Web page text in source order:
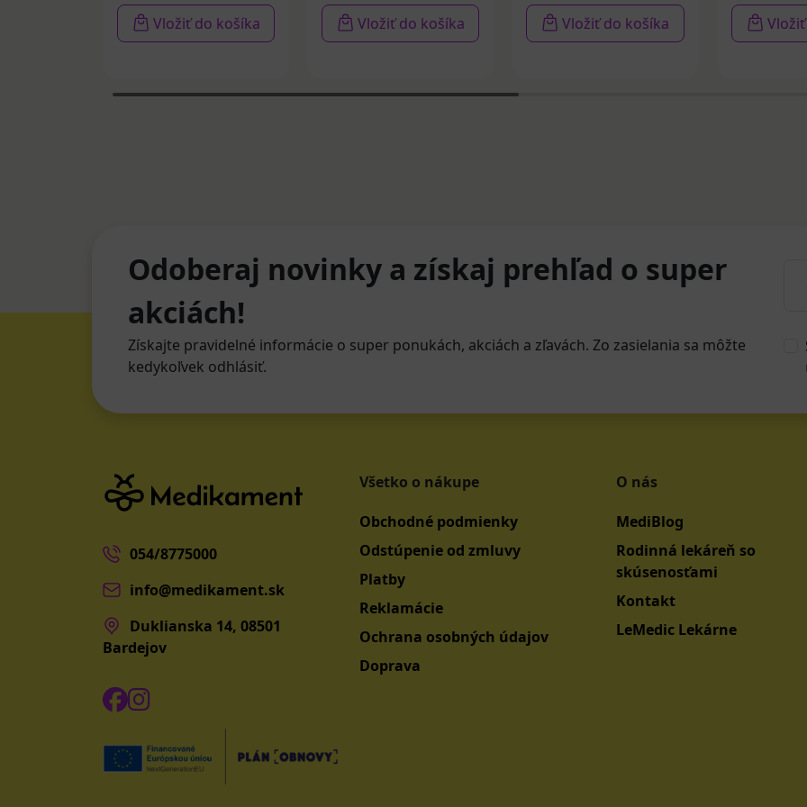
Vložiť do košíka Vložiť do košíka Vložiť do košíka
Odoberaj novinky a získaj prehľad o super
akciách!
Získajte pravidelné informácie o super ponukách, akciách a zľavách. Zo zasielania sa môžte
kedykoľvek odhlásiť.
054/8775000
info@medikament.sk
Duklianska 14, 08501
Bardejov
Všetko o nákupe
Obchodné podmienky
Odstúpenie od zmluvy
Platby
Reklamácie
Ochrana osobných údajov
Doprava
O nás
MediBlog
Rodinná lekáreň so
skúsenosťami
Kontakt
LeMedic Lekárne